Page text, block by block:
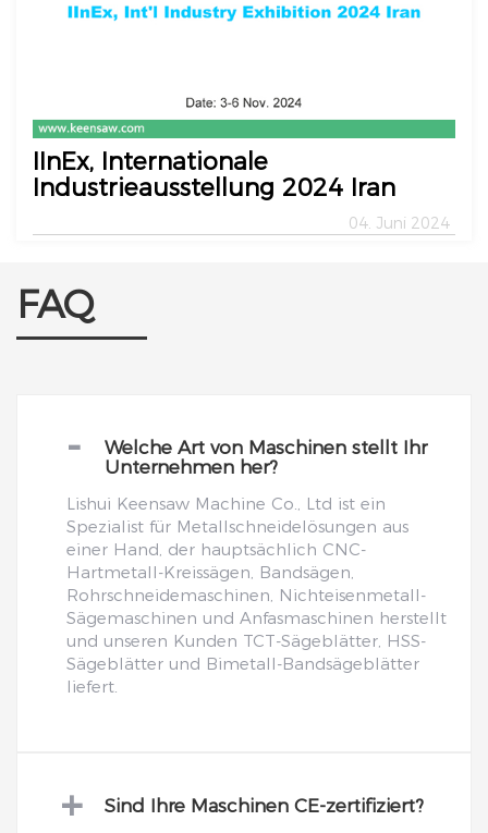
IInEx, Internationale
Industrieausstellung 2024 Iran
04. Juni 2024
FAQ
-
Welche Art von Maschinen stellt Ihr
Unternehmen her?
Lishui Keensaw Machine Co., Ltd ist ein
Spezialist für Metallschneidelösungen aus
einer Hand, der hauptsächlich CNC-
Hartmetall-Kreissägen, Bandsägen,
Rohrschneidemaschinen, Nichteisenmetall-
Sägemaschinen und Anfasmaschinen herstellt
und unseren Kunden TCT-Sägeblätter, HSS-
Sägeblätter und Bimetall-Bandsägeblätter
liefert.
+ Sind Ihre Maschinen CE-zertifiziert?